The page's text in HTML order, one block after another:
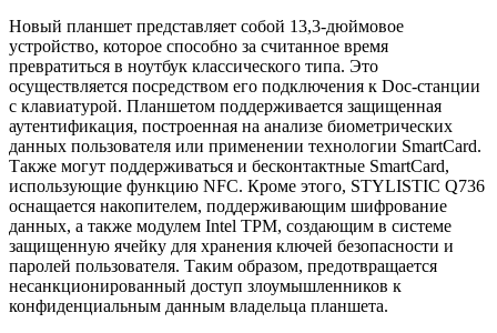
Новый планшет представляет собой 13,3-дюймовое
устройство, которое способно за считанное время
превратиться в ноутбук классического типа. Это
осуществляется посредством его подключения к Doc-станции
с клавиатурой. Планшетом поддерживается защищенная
аутентификация, построенная на анализе биометрических
данных пользователя или применении технологии SmartCard.
Также могут поддерживаться и бесконтактные SmartCard,
использующие функцию NFC. Кроме этого, STYLISTIC Q736
оснащается накопителем, поддерживающим шифрование
данных, а также модулем Intel ТРМ, создающим в системе
защищенную ячейку для хранения ключей безопасности и
паролей пользователя. Таким образом, предотвращается
несанкционированный доступ злоумышленников к
конфиденциальным данным владельца планшета.